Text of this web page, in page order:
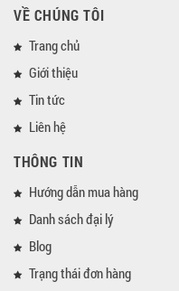
VỀ CHÚNG TÔI
Trang chủ
Giới thiệu
Tin tức
Liên hệ
THÔNG TIN
Hướng dẫn mua hàng
Danh sách đại lý
Blog
Trạng thái đơn hàng